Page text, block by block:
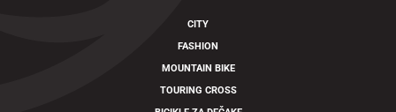
CITY
FASHION
MOUNTAIN BIKE
TOURING CROSS